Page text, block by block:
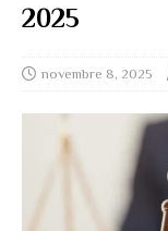
2025
novembre 8, 2025